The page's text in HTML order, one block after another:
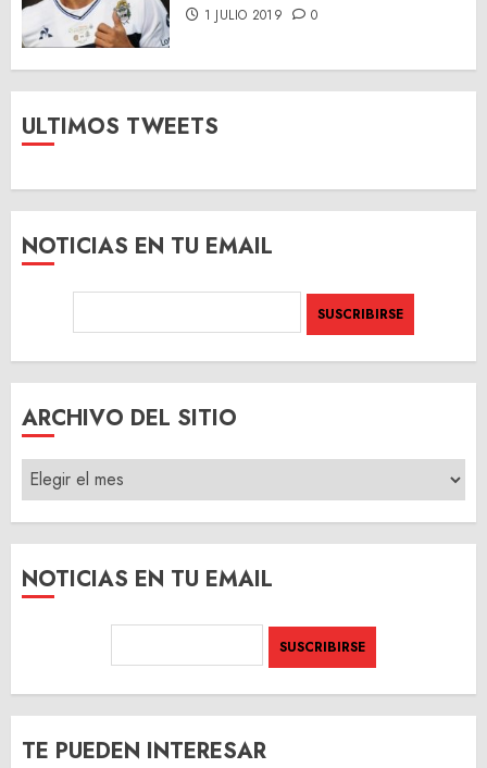
1 JULIO 2019 0
ULTIMOS TWEETS
NOTICIAS EN TU EMAIL
ARCHIVO DEL SITIO
ARCHIVO
DEL
SITIO
NOTICIAS EN TU EMAIL
TE PUEDEN INTERESAR